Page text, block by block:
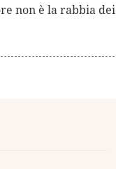
non è la rabbia dei